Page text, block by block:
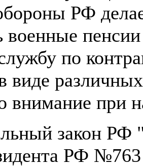
РФ
военные
по
виде
внимание при
закон РФ
РФ